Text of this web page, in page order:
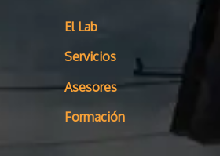
El Lab
Servicios
Asesores
Formación